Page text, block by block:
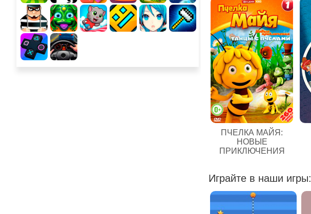
ПЧЕЛКА МАЙЯ:
НОВЫЕ
ПРИКЛЮЧЕНИЯ
Играйте в наши игры: